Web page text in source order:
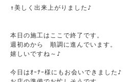
↑美しく出来上がりました♪
本日の施工はここで終了です。
週初めから　順調に進んでいます。
嬉しいですね～♪
今日はｵｰﾅｰ様にもお会いできました♪